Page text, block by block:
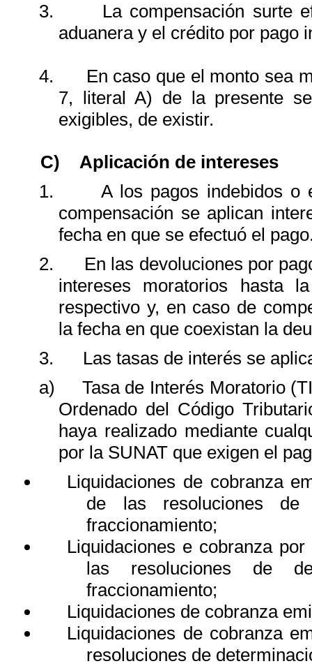
3.
La compensación surte
aduanera y el crédito por pago
4.
En caso que el monto sea
7, literal A) de la presente
exigibles, de existir.
C)
Aplicación de intereses
1.
A los pagos indebidos o
compensación se aplican
fecha en que se efectuó el
2.
En las devoluciones por
intereses moratorios hasta
respectivo y, en caso de
la fecha en que coexistan la
3.
Las tasas de interés se
a)
Tasa de Interés Moratorio
Ordenado del Código
haya realizado mediante
por la SUNAT que exigen el
Liquidaciones de cobranza
de las resoluciones
fraccionamiento;
Liquidaciones e cobranza
las resoluciones de
fraccionamiento;
Liquidaciones de cobranza
Liquidaciones de cobranza
resoluciones de